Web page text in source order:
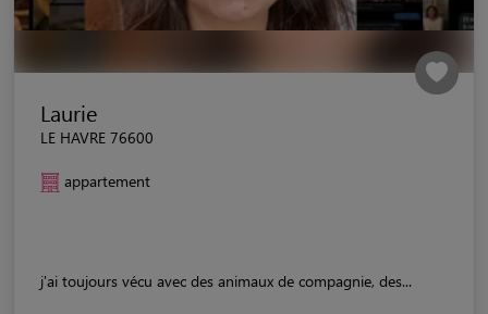
Laurie
LE HAVRE 76600
appartement
j'ai toujours vécu avec des animaux de compagnie, des...